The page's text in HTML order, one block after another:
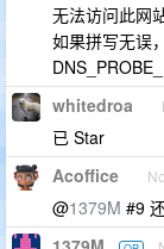
无法访问此网
如果拼写无误
whitedroa
已 Star
Acoffice
@1379M #9